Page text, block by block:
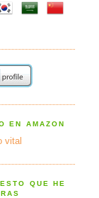
EN AMAZON
vital
QUE HE